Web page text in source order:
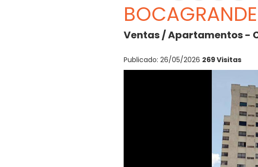
BOCAGRANDE
Ventas / Apartamentos -
Publicado: 26/05/2026 269 Visitas